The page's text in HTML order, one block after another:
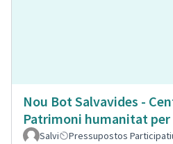
Nou Bot Salvavides -
Patrimoni humanitat per
Salvi Pressupostos